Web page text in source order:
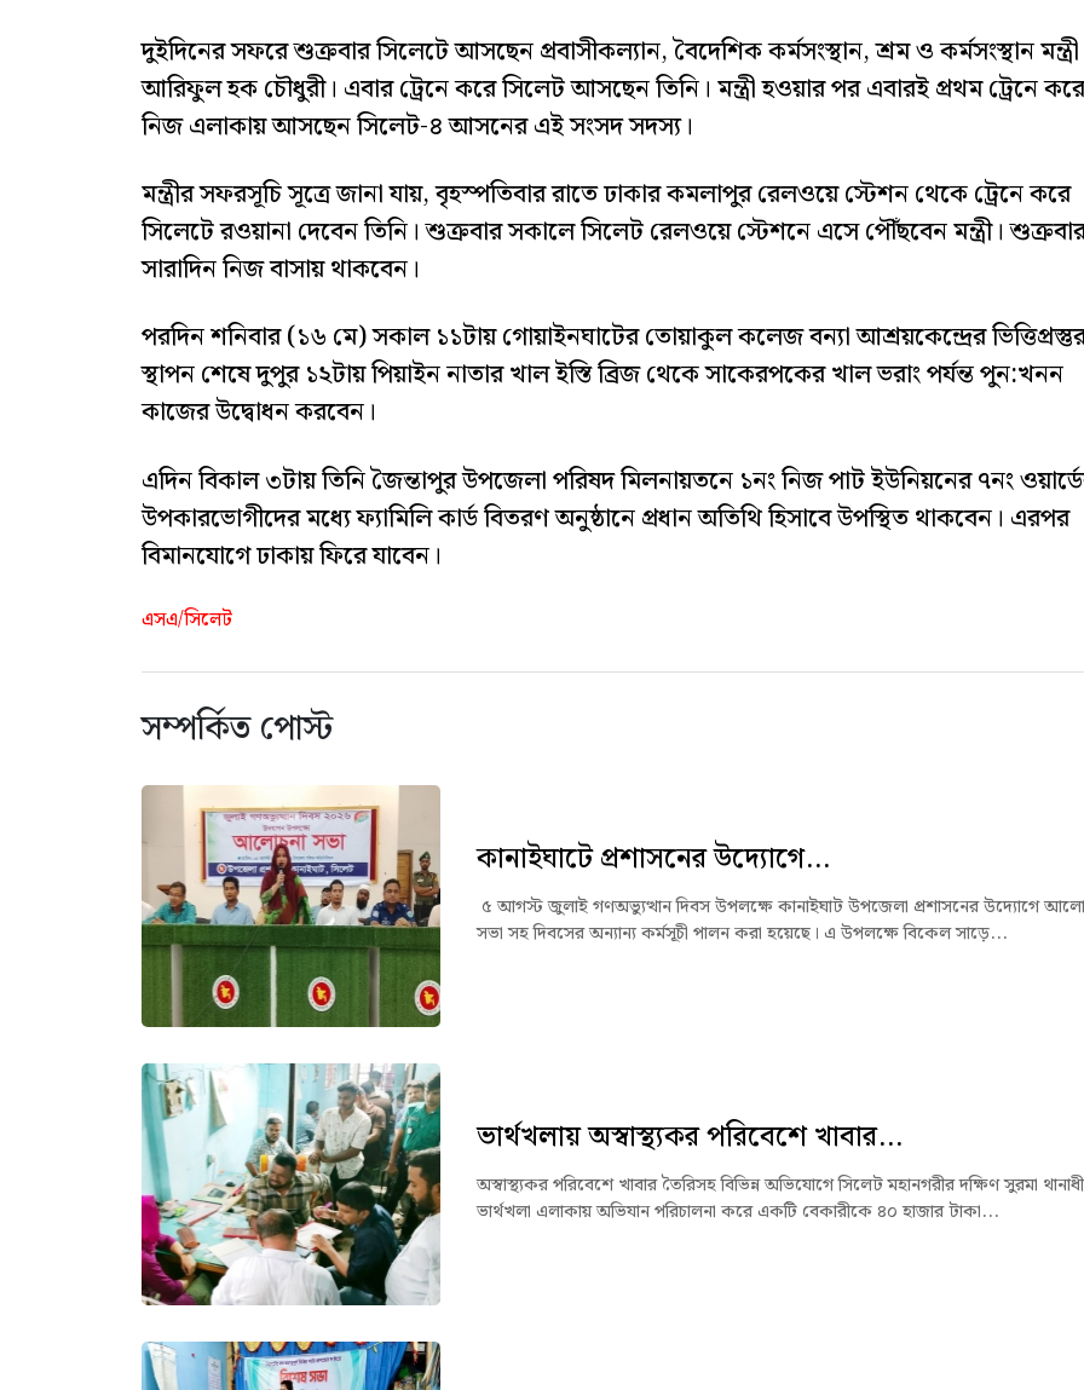
দুইদিনের সফরে শুক্রবার সিলেটে আসছেন প্রবাসীকল্যান, বৈদেশিক কর্মসংস্থান, শ্রম ও কর্মসংস্থান মন্ত্রী
আরিফুল হক চৌধুরী। এবার ট্রেনে করে সিলেট আসছেন তিনি। মন্ত্রী হওয়ার পর এবারই প্রথম ট্রেনে করে
নিজ এলাকায় আসছেন সিলেট-৪ আসনের এই সংসদ সদস্য।
মন্ত্রীর সফরসূচি সূত্রে জানা যায়, বৃহস্পতিবার রাতে ঢাকার কমলাপুর রেলওয়ে স্টেশন থেকে ট্রেনে করে
সিলেটে রওয়ানা দেবেন তিনি। শুক্রবার সকালে সিলেট রেলওয়ে স্টেশনে এসে পৌঁছবেন মন্ত্রী।
সারাদিন নিজ বাসায় থাকবেন।
পরদিন শনিবার (১৬ মে) সকাল ১১টায় গোয়াইনঘাটের তোয়াকুল কলেজ বন্যা আশ্রয়কেন্দ্রের
স্থাপন শেষে দুপুর ১২টায় পিয়াইন নাতার খাল ইস্তি ব্রিজ থেকে সাকেরপকের খাল ভরাং পর্যন্ত পুন:খনন
কাজের উদ্বোধন করবেন।
এদিন বিকাল ৩টায় তিনি জৈন্তাপুর উপজেলা পরিষদ মিলনায়তনে ১নং নিজ পাট ইউনিয়নের ৭নং
উপকারভোগীদের মধ্যে ফ্যামিলি কার্ড বিতরণ অনুষ্ঠানে প্রধান অতিথি হিসাবে উপস্থিত থাকবেন। এরপর
বিমানযোগে ঢাকায় ফিরে যাবেন।
এসএ/সিলেট
সম্পর্কিত পোস্ট
কানাইঘাটে প্রশাসনের উদ্যোগে...
৫ আগস্ট জুলাই গণঅভ্যুত্থান দিবস উপলক্ষে কানাইঘাট উপজেলা প্রশাসনের উদ্যোগে
সভা সহ দিবসের অন্যান্য কর্মসূচী পালন করা হয়েছে। এ উপলক্ষে বিকেল সাড়ে...
ভার্থখলায় অস্বাস্থ্যকর পরিবেশে খাবার...
অস্বাস্থ্যকর পরিবেশে খাবার তৈরিসহ বিভিন্ন অভিযোগে সিলেট মহানগরীর দক্ষিণ সুরমা
ভার্থখলা এলাকায় অভিযান পরিচালনা করে একটি বেকারীকে ৪০ হাজার টাকা...